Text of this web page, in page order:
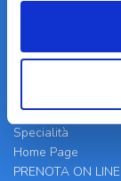
Il Centro
Specialità
Home Page
PRENOTA ON LINE